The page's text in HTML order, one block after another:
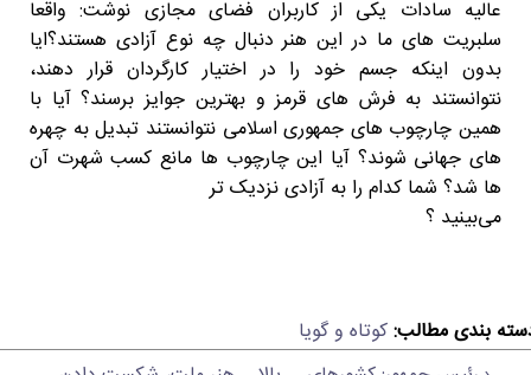
عالیه سادات یکی از کاربران فضای مجازی نوشت: واقعا
سلبریت های ما در این هنر دنبال چه نوع آزادی هستند؟ایا
بدون اینکه جسم خود را در اختیار کارگردان قرار دهند،
نتوانستند به فرش های قرمز و بهترین جوایز برسند؟ آیا با
همین چارچوب های جمهوری اسلامی نتوانستند تبدیل به چهره
های جهانی شوند؟ آیا این چارچوب ها مانع کسب شهرت آن
ها شد؟ ️شما کدام را به آزادی نزدیک تر
می‌بينيد ؟
بندی مطالب:کوتاه و گویا